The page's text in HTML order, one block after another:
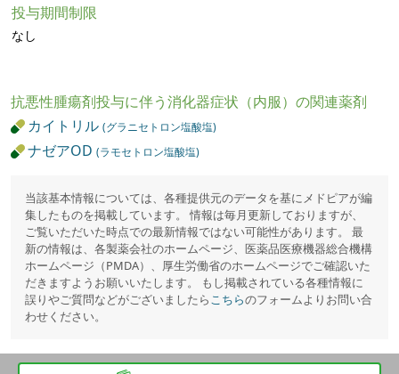
投与期間制限
なし
抗悪性腫瘍剤投与に伴う消化器症状（内服）の関連薬剤
カイトリル(グラニセトロン塩酸塩)
ナゼアOD(ラモセトロン塩酸塩)
当該基本情報については、各種提供元のデータを基にメドピアが編
集したものを掲載しています。 情報は毎月更新しておりますが、
ご覧いただいた時点での最新情報ではない可能性があります。 最
新の情報は、各製薬会社のホームページ、医薬品医療機器総合機構
ホームページ（PMDA）、厚生労働省のホームページでご確認いた
だきますようお願いいたします。 もし掲載されている各種情報に
誤りやご質問などがございましたら こちらのフォームよりお問い合
わせください。